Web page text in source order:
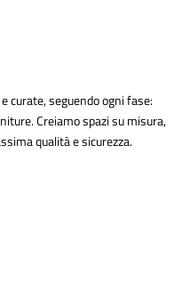
curate, seguendo ogni fase:
Creiamo spazi su misura,
qualità e sicurezza.